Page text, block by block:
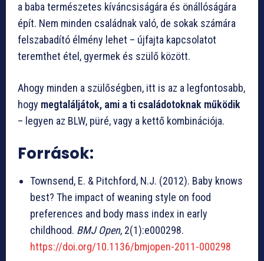
a baba természetes kíváncsiságára és önállóságára
épít. Nem minden családnak való, de sokak számára
felszabadító élmény lehet – újfajta kapcsolatot
teremthet étel, gyermek és szülő között.
Ahogy minden a szülőségben, itt is az a legfontosabb,
hogy megtaláljátok, ami a ti családotoknak működik
– legyen az BLW, püré, vagy a kettő kombinációja.
Források:
Townsend, E. & Pitchford, N.J. (2012). Baby knows
best? The impact of weaning style on food
preferences and body mass index in early
childhood. BMJ Open, 2(1):e000298.
https://doi.org/10.1136/bmjopen-2011-000298